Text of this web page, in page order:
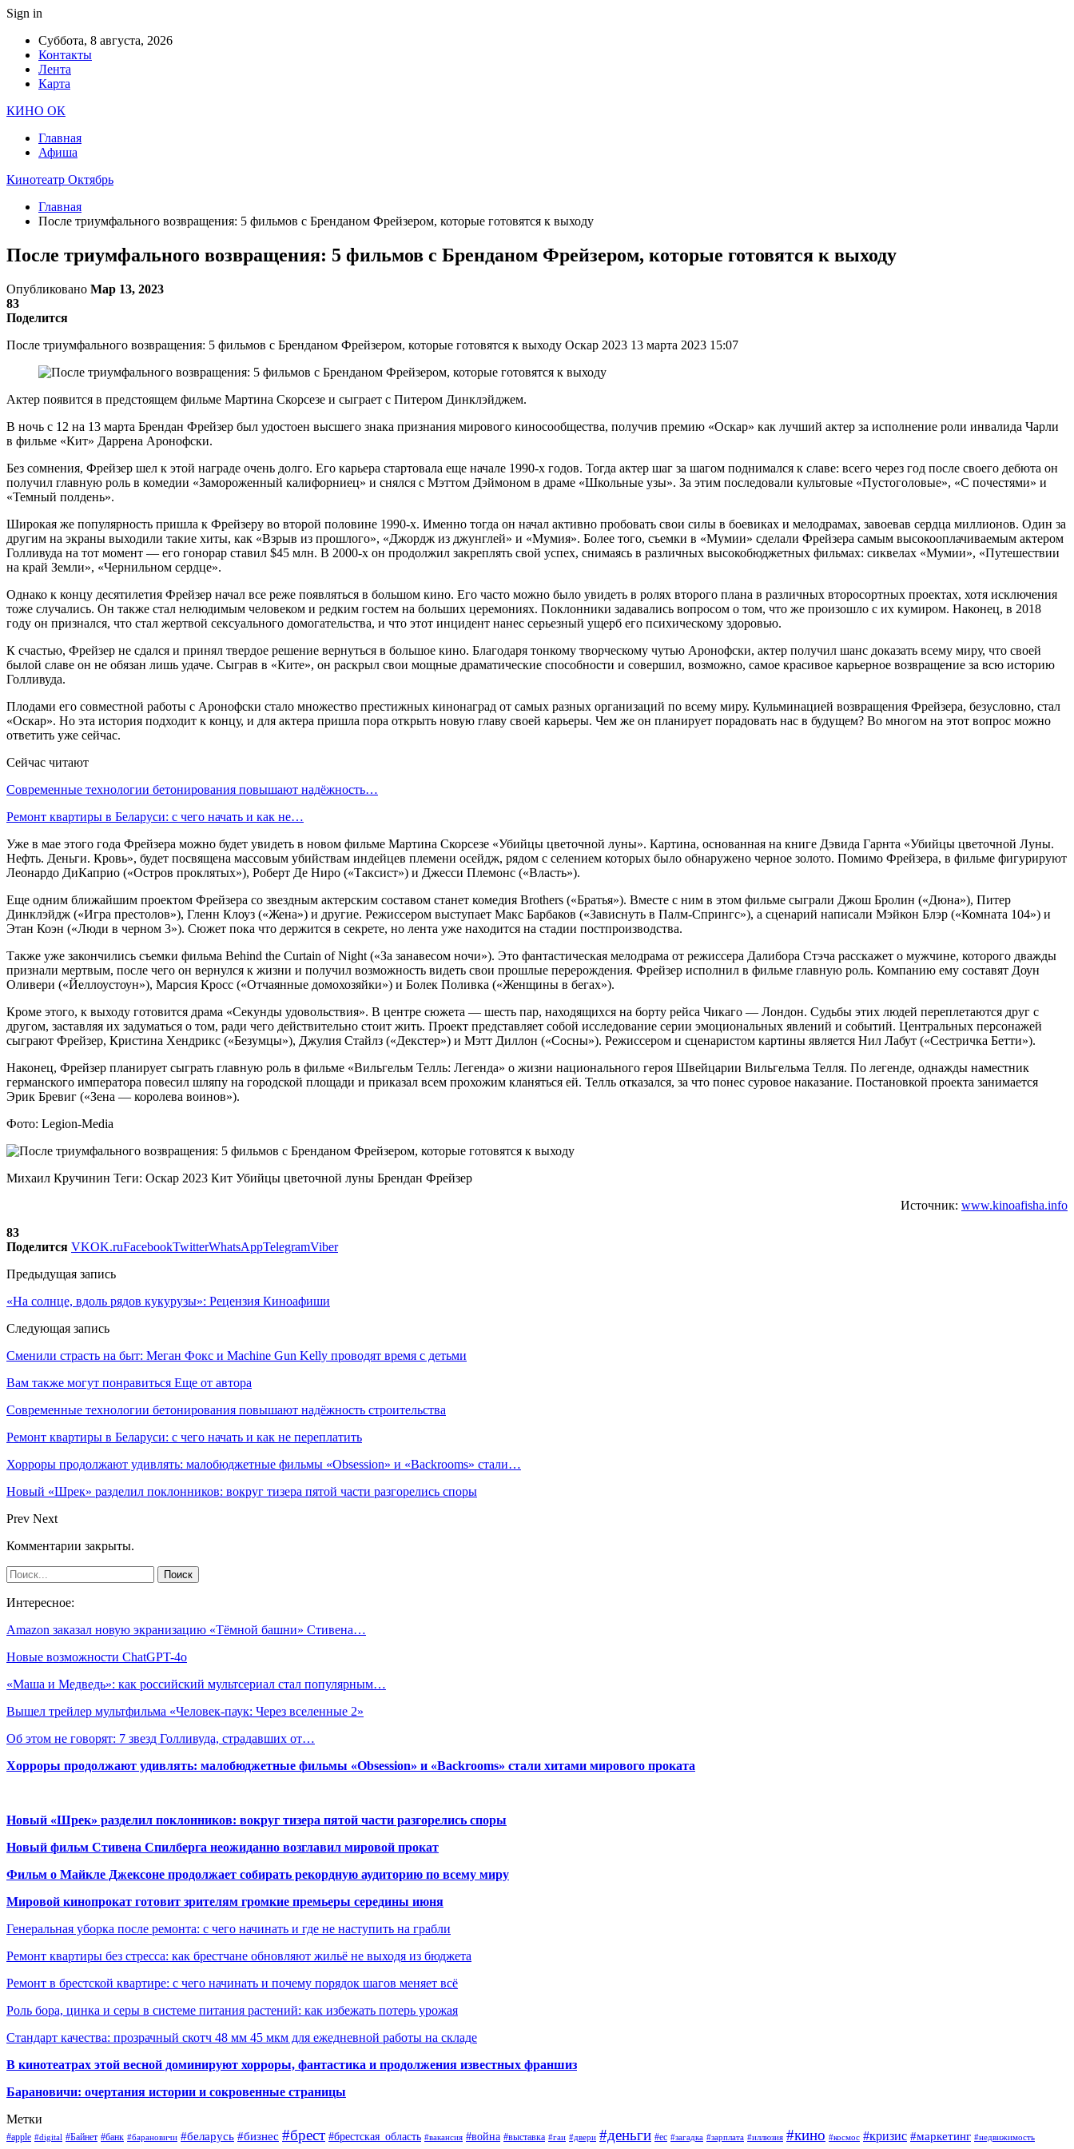
Sign in
Суббота, 8 августа, 2026
Контакты
Лента
Карта
КИНО ОК
Главная
Афиша
Кинотеатр Октябрь
Главная
После триумфального возвращения: 5 фильмов с Бренданом Фрейзером, которые готовятся к выходу
После триумфального возвращения: 5 фильмов с Бренданом Фрейзером, которые готовятся к выходу
Опубликовано Мар 13, 2023
83
Поделится
После триумфального возвращения: 5 фильмов с Бренданом Фрейзером, которые готовятся к выходу Оскар 2023 13 марта 2023 15:07
Актер появится в предстоящем фильме Мартина Скорсезе и сыграет с Питером Динклэйджем.
В ночь с 12 на 13 марта Брендан Фрейзер был удостоен высшего знака признания мирового киносообщества, получив премию «Оскар» как лучший актер за исполнение роли инвалида Чарли
в фильме «Кит» Даррена Аронофски.
Без сомнения, Фрейзер шел к этой награде очень долго. Его карьера стартовала еще начале 1990-х годов. Тогда актер шаг за шагом поднимался к славе: всего через год после своего дебюта он
получил главную роль в комедии «Замороженный калифорниец» и снялся с Мэттом Дэймоном в драме «Школьные узы». За этим последовали культовые «Пустоголовые», «С почестями» и
«Темный полдень».
Широкая же популярность пришла к Фрейзеру во второй половине 1990-х. Именно тогда он начал активно пробовать свои силы в боевиках и мелодрамах, завоевав сердца миллионов. Один за
другим на экраны выходили такие хиты, как «Взрыв из прошлого», «Джордж из джунглей» и «Мумия». Более того, съемки в «Мумии» сделали Фрейзера самым высокооплачиваемым актером
Голливуда на тот момент — его гонорар ставил $45 млн. В 2000-х он продолжил закреплять свой успех, снимаясь в различных высокобюджетных фильмах: сиквелах «Мумии», «Путешествии
на край Земли», «Чернильном сердце».
Однако к концу десятилетия Фрейзер начал все реже появляться в большом кино. Его часто можно было увидеть в ролях второго плана в различных второсортных проектах, хотя исключения
тоже случались. Он также стал нелюдимым человеком и редким гостем на больших церемониях. Поклонники задавались вопросом о том, что же произошло с их кумиром. Наконец, в 2018
году он признался, что стал жертвой сексуального домогательства, и что этот инцидент нанес серьезный ущерб его психическому здоровью.
К счастью, Фрейзер не сдался и принял твердое решение вернуться в большое кино. Благодаря тонкому творческому чутью Аронофски, актер получил шанс доказать всему миру, что своей
былой славе он не обязан лишь удаче. Сыграв в «Ките», он раскрыл свои мощные драматические способности и совершил, возможно, самое красивое карьерное возвращение за всю историю
Голливуда.
Плодами его совместной работы с Аронофски стало множество престижных кинонаград от самых разных организаций по всему миру. Кульминацией возвращения Фрейзера, безусловно, стал
«Оскар». Но эта история подходит к концу, и для актера пришла пора открыть новую главу своей карьеры. Чем же он планирует порадовать нас в будущем? Во многом на этот вопрос можно
ответить уже сейчас.
Сейчас читают
Современные технологии бетонирования повышают надёжность…
Ремонт квартиры в Беларуси: с чего начать и как не…
Уже в мае этого года Фрейзера можно будет увидеть в новом фильме Мартина Скорсезе «Убийцы цветочной луны». Картина, основанная на книге Дэвида Гарнта «Убийцы цветочной Луны.
Нефть. Деньги. Кровь», будет посвящена массовым убийствам индейцев племени осейдж, рядом с селением которых было обнаружено черное золото. Помимо Фрейзера, в фильме фигурируют
Леонардо ДиКаприо («Остров проклятых»), Роберт Де Ниро («Таксист») и Джесси Племонс («Власть»).
Еще одним ближайшим проектом Фрейзера со звездным актерским составом станет комедия Brothers («Братья»). Вместе с ним в этом фильме сыграли Джош Бролин («Дюна»), Питер
Динклэйдж («Игра престолов»), Гленн Клоуз («Жена») и другие. Режиссером выступает Макс Барбаков («Зависнуть в Палм-Спрингс»), а сценарий написали Мэйкон Блэр («Комната 104») и
Этан Коэн («Люди в черном 3»). Сюжет пока что держится в секрете, но лента уже находится на стадии постпроизводства.
Также уже закончились съемки фильма Behind the Curtain of Night («За занавесом ночи»). Это фантастическая мелодрама от режиссера Далибора Стэча расскажет о мужчине, которого дважды
признали мертвым, после чего он вернулся к жизни и получил возможность видеть свои прошлые перерождения. Фрейзер исполнил в фильме главную роль. Компанию ему составят Доун
Оливери («Йеллоустоун»), Марсия Кросс («Отчаянные домохозяйки») и Болек Поливка («Женщины в бегах»).
Кроме этого, к выходу готовится драма «Секунды удовольствия». В центре сюжета — шесть пар, находящихся на борту рейса Чикаго — Лондон. Судьбы этих людей переплетаются друг с
другом, заставляя их задуматься о том, ради чего действительно стоит жить. Проект представляет собой исследование серии эмоциональных явлений и событий. Центральных персонажей
сыграют Фрейзер, Кристина Хендрикс («Безумцы»), Джулия Стайлз («Декстер») и Мэтт Диллон («Сосны»). Режиссером и сценаристом картины является Нил Лабут («Сестричка Бетти»).
Наконец, Фрейзер планирует сыграть главную роль в фильме «Вильгельм Телль: Легенда» о жизни национального героя Швейцарии Вильгельма Телля. По легенде, однажды наместник
германского императора повесил шляпу на городской площади и приказал всем прохожим кланяться ей. Телль отказался, за что понес суровое наказание. Постановкой проекта занимается
Эрик Бревиг («Зена — королева воинов»).
Фото: Legion-Media
Михаил Кручинин Теги: Оскар 2023 Кит Убийцы цветочной луны Брендан Фрейзер
Источник: www.kinoafisha.info
83
Поделится VKOK.ruFacebookTwitterWhatsAppTelegramViber
Предыдущая запись
«На солнце, вдоль рядов кукурузы»: Рецензия Киноафиши
Следующая запись
Сменили страсть на быт: Меган Фокс и Machine Gun Kelly проводят время с детьми
Вам также могут понравиться Еще от автора
Современные технологии бетонирования повышают надёжность строительства
Ремонт квартиры в Беларуси: с чего начать и как не переплатить
Хорроры продолжают удивлять: малобюджетные фильмы «Obsession» и «Backrooms» стали…
Новый «Шрек» разделил поклонников: вокруг тизера пятой части разгорелись споры
Prev Next
Комментарии закрыты.
Интересное:
Amazon заказал новую экранизацию «Тёмной башни» Стивена…
Новые возможности ChatGPT-4o
«Маша и Медведь»: как российский мультсериал стал популярным…
Вышел трейлер мультфильма «Человек-паук: Через вселенные 2»
Об этом не говорят: 7 звезд Голливуда, страдавших от…
Хорроры продолжают удивлять: малобюджетные фильмы «Obsession» и «Backrooms» стали хитами мирового проката
Новый «Шрек» разделил поклонников: вокруг тизера пятой части разгорелись споры
Новый фильм Стивена Спилберга неожиданно возглавил мировой прокат
Фильм о Майкле Джексоне продолжает собирать рекордную аудиторию по всему миру
Мировой кинопрокат готовит зрителям громкие премьеры середины июня
Генеральная уборка после ремонта: с чего начинать и где не наступить на грабли
Ремонт квартиры без стресса: как брестчане обновляют жильё не выходя из бюджета
Ремонт в брестской квартире: с чего начинать и почему порядок шагов меняет всё
Роль бора, цинка и серы в системе питания растений: как избежать потерь урожая
Стандарт качества: прозрачный скотч 48 мм 45 мкм для ежедневной работы на складе
В кинотеатрах этой весной доминируют хорроры, фантастика и продолжения известных франшиз
Барановичи: очертания истории и сокровенные страницы
Метки
#apple #digital #Байнет #банк #барановичи #беларусь #бизнес #брест #брестская_область #вакансия #война #выставка #гаи #двери #деньги #ес #загадка #зарплата #иллюзия #кино #космос #кризис #маркетинг #недвижимость